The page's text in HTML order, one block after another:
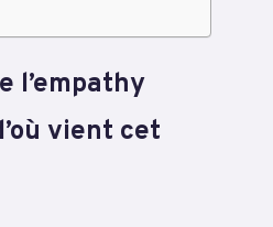
l’empathy
vient cet